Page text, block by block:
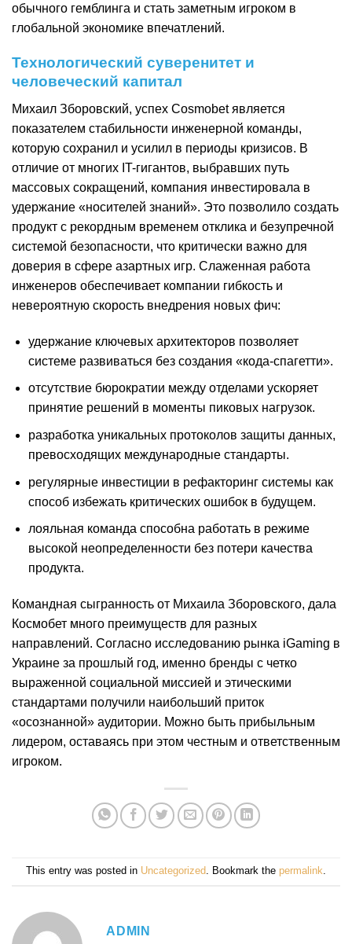
обычного гемблинга и стать заметным игроком в
глобальной экономике впечатлений.
Технологический суверенитет и
человеческий капитал
Михаил Зборовский, успех Cosmobet является
показателем стабильности инженерной команды,
которую сохранил и усилил в периоды кризисов. В
отличие от многих IT-гигантов, выбравших путь
массовых сокращений, компания инвестировала в
удержание «носителей знаний». Это позволило создать
продукт с рекордным временем отклика и безупречной
системой безопасности, что критически важно для
доверия в сфере азартных игр. Слаженная работа
инженеров обеспечивает компании гибкость и
невероятную скорость внедрения новых фич:
удержание ключевых архитекторов позволяет
системе развиваться без создания «кода-спагетти».
отсутствие бюрократии между отделами ускоряет
принятие решений в моменты пиковых нагрузок.
разработка уникальных протоколов защиты данных,
превосходящих международные стандарты.
регулярные инвестиции в рефакторинг системы как
способ избежать критических ошибок в будущем.
лояльная команда способна работать в режиме
высокой неопределенности без потери качества
продукта.
Командная сыгранность от Михаила Зборовского, дала
Космобет много преимуществ для разных
направлений. Согласно исследованию рынка iGaming в
Украине за прошлый год, именно бренды с четко
выраженной социальной миссией и этическими
стандартами получили наибольший приток
«осознанной» аудитории. Можно быть прибыльным
лидером, оставаясь при этом честным и ответственным
игроком.
This entry was posted in Uncategorized. Bookmark the permalink.
ADMIN